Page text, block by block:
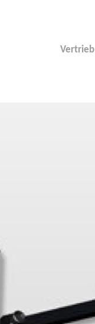
Vertrieb